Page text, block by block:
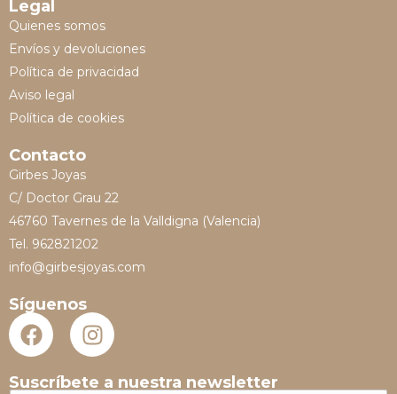
Legal
Quienes somos
Envíos y devoluciones
Política de privacidad
Aviso legal
Política de cookies
Contacto
Girbes Joyas
C/ Doctor Grau 22
46760 Tavernes de la Valldigna (Valencia)
Tel. 962821202
info@girbesjoyas.com
Síguenos
Suscríbete a nuestra newsletter